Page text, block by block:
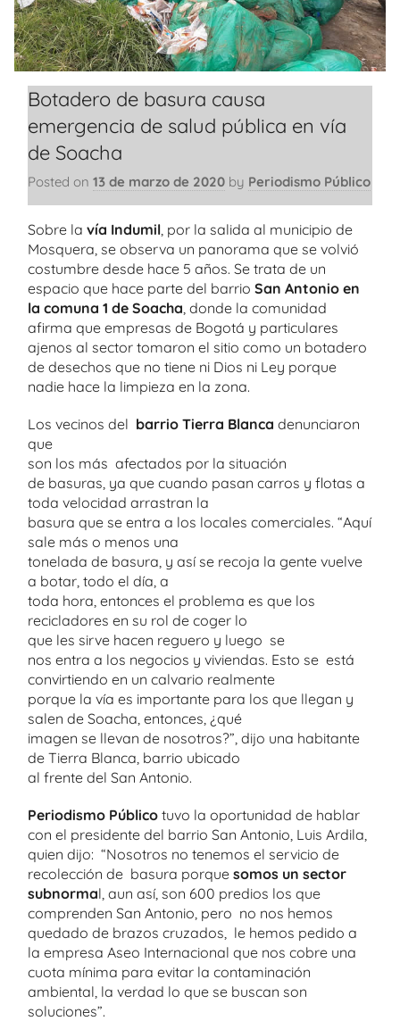
Botadero de basura causa
emergencia de salud pública en vía
de Soacha
Posted on 13 de marzo de 2020 by Periodismo Público
Sobre la vía Indumil , por la salida al municipio de
Mosquera, se observa un panorama que se volvió
costumbre desde hace 5 años. Se trata de un
espacio que hace parte del barrio San Antonio en
la comuna 1 de Soacha , donde la comunidad
afirma que empresas de Bogotá y particulares
ajenos al sector tomaron el sitio como un botadero
de desechos que no tiene ni Dios ni Ley porque
nadie hace la limpieza en la zona.
Los vecinos del barrio Tierra Blanca denunciaron
que
son los más afectados por la situación
de basuras, ya que cuando pasan carros y flotas a
toda velocidad arrastran la
basura que se entra a los locales comerciales. “Aquí
sale más o menos una
tonelada de basura, y así se recoja la gente vuelve
a botar, todo el día, a
toda hora, entonces el problema es que los
recicladores en su rol de coger lo
que les sirve hacen reguero y luego se
nos entra a los negocios y viviendas. Esto se está
convirtiendo en un calvario realmente
porque la vía es importante para los que llegan y
salen de Soacha, entonces, ¿qué
imagen se llevan de nosotros?”, dijo una habitante
de Tierra Blanca, barrio ubicado
al frente del San Antonio.
Periodismo Público tuvo la oportunidad de hablar
con el presidente del barrio San Antonio, Luis Ardila,
quien dijo: “Nosotros no tenemos el servicio de
recolección de basura porque somos un sector
subnormal, aun así, son 600 predios los que
comprenden San Antonio, pero no nos hemos
quedado de brazos cruzados, le hemos pedido a
la empresa Aseo Internacional que nos cobre una
cuota mínima para evitar la contaminación
ambiental, la verdad lo que se buscan son
soluciones”.